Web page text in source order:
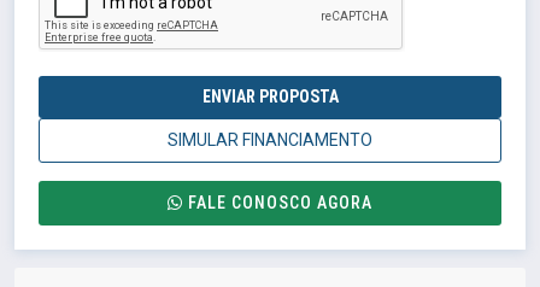
ENVIAR PROPOSTA
SIMULAR FINANCIAMENTO
FALE CONOSCO AGORA